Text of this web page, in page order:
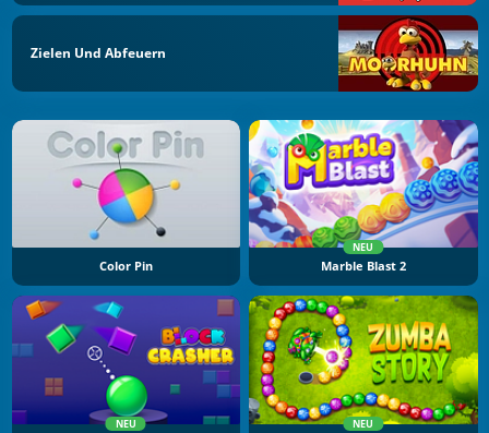
Zielen Und Abfeuern
Color Pin
NEU
Marble Blast 2
NEU NEU